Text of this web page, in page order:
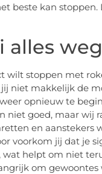
beste kan stoppen.
alles weg
wilt stoppen met
niet makkelijk de
opnieuw te
niet goed, maar wij
en aanstekers
voorkom jij dat je
helpt om niet
om gewoontes